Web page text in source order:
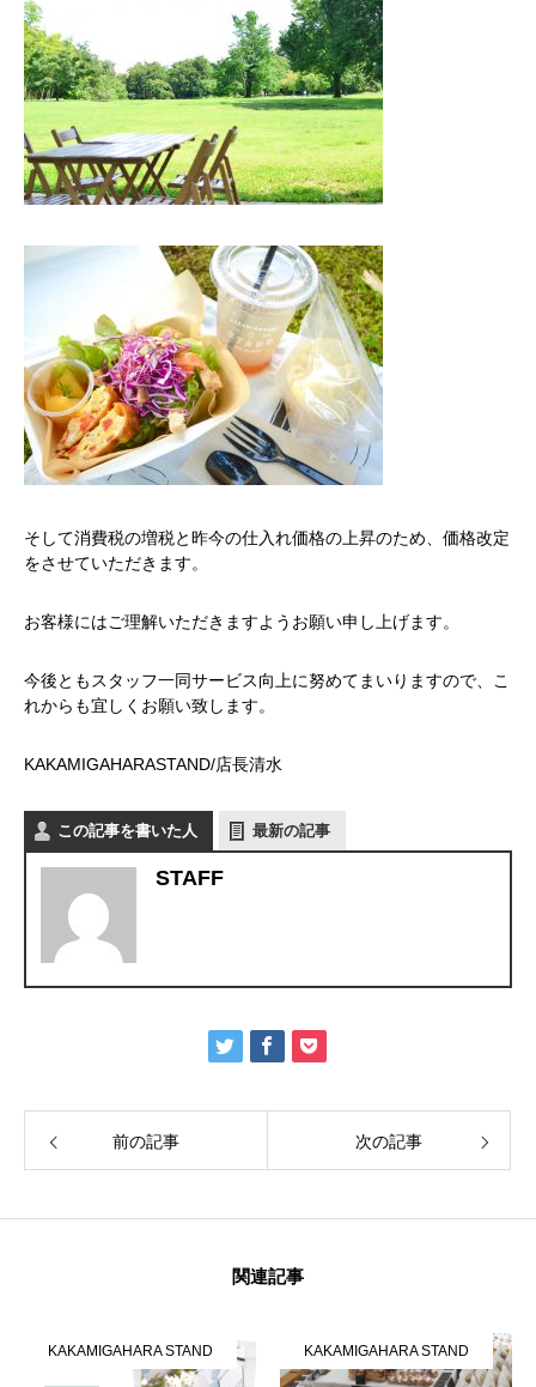
メンバー図鑑
活動内容
寄り合い
会社概要
そして消費税の増税と昨今の仕入れ価格の上昇のため、価格改定
をさせていただきます。
お客様にはご理解いただきますようお願い申し上げます。
今後ともスタッフ一同サービス向上に努めてまいりますので、こ
れからも宜しくお願い致します。
KAKAMIGAHARASTAND/店長清水
この記事を書いた人 最新の記事
STAFF
前の記事 次の記事
関連記事
KAKAMIGAHARA STAND KAKAMIGAHARA STAND